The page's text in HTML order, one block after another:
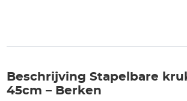
Beschrijving Stapelbare
45cm – Berken